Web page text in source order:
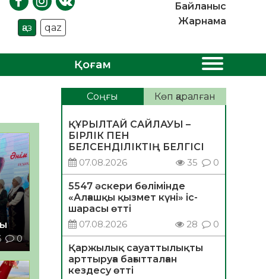
қаз qaz
Байланыс
Жарнама
Қоғам
0
Соңғы Көп қаралған
ҚҰРЫЛТАЙ САЙЛАУЫ –
БІРЛІК ПЕН
БЕЛСЕНДІЛІКТІҢ БЕЛГІСІ
07.08.2026
35 0
5547 әскери бөлімінде
«Алғашқы қызмет күні» іс-
шарасы өтті
07.08.2026
28 0
Қаржылық сауаттылықты
арттыруға бағытталған
кездесу өтті